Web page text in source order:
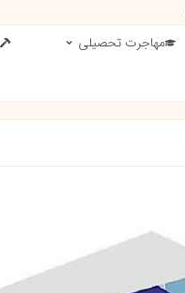
مهاجرت تحصیلی